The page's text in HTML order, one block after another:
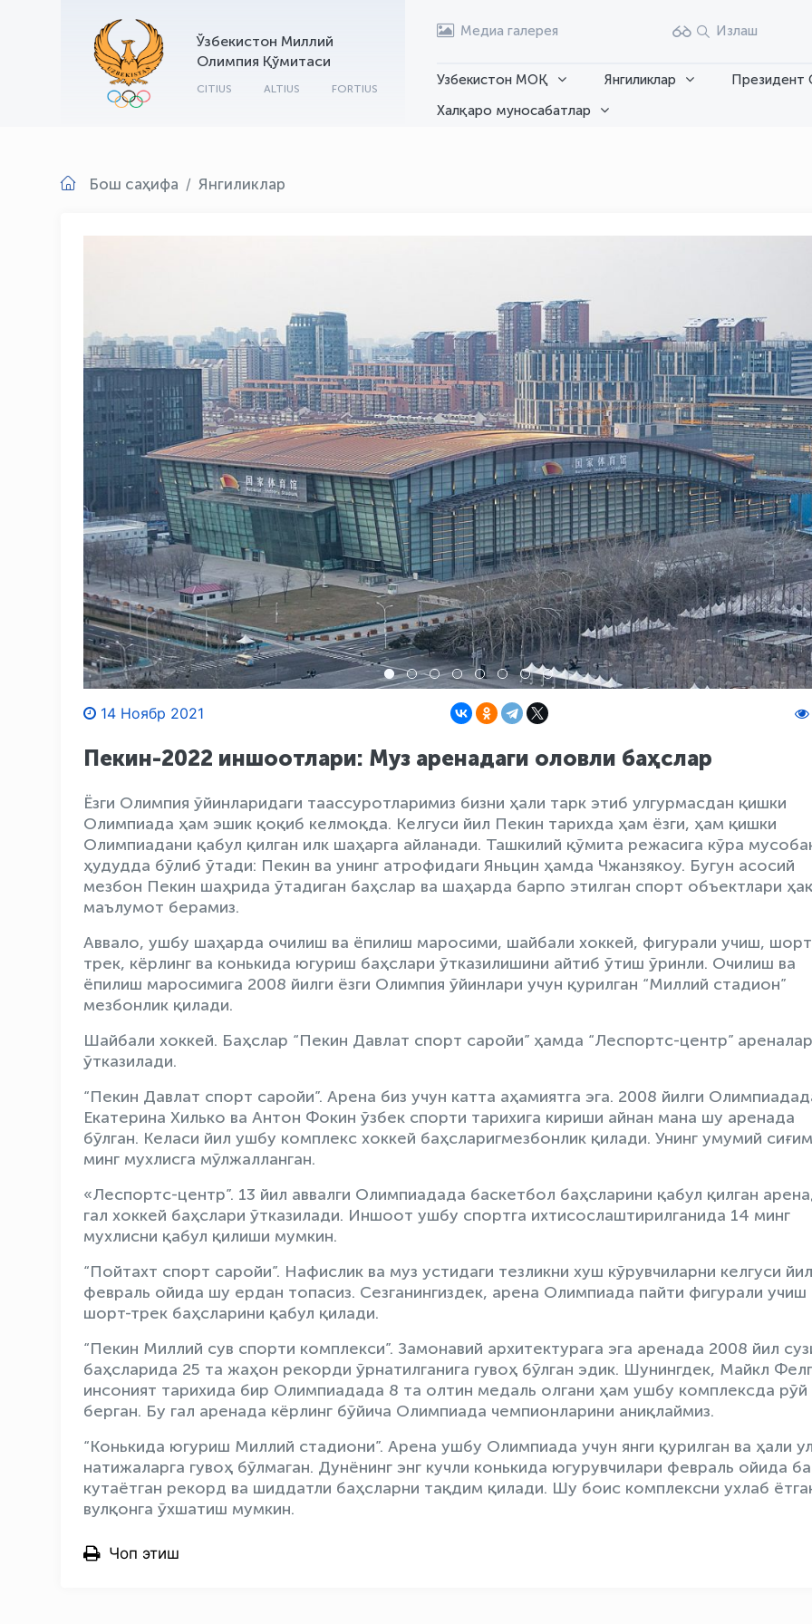
Ўзбекистон Миллий
Олимпия Қўмитаси
CITIUS ALTIUS FORTIUS
Медиа галерея Излаш
Узбекистон МОҚ Янгиликлар
Президент
Халқаро муносабатлар
Бош саҳифа Янгиликлар
14 Ноябр 2021
Пекин-2022 иншоотлари: Муз аренадаги оловли баҳслар
Ёзги Олимпия ўйинларидаги таассуротларимиз бизни ҳали тарк этиб улгурмасдан қишки
Олимпиада ҳам эшик қоқиб келмоқда. Келгуси йил Пекин тарихда ҳам ёзги, ҳам қишки
Олимпиадани қабул қилган илк шаҳарга айланади. Ташкилий қўмита режасига кўра
ҳудудда бўлиб ўтади: Пекин ва унинг атрофидаги Яньцин ҳамда Чжанзякоу. Бугун асосий
мезбон Пекин шаҳрида ўтадиган баҳслар ва шаҳарда барпо этилган спорт объектлари
маълумот берамиз.
Аввало, ушбу шаҳарда очилиш ва ёпилиш маросими, шайбали хоккей, фигурали учиш,
трек, кёрлинг ва конькида югуриш баҳслари ўтказилишини айтиб ўтиш ўринли. Очилиш ва
ёпилиш маросимига 2008 йилги ёзги Олимпия ўйинлари учун қурилган “Миллий стадион”
мезбонлик қилади.
Шайбали хоккей. Баҳслар “Пекин Давлат спорт саройи” ҳамда “Леспортс-центр”
ўтказилади.
“Пекин Давлат спорт саройи”. Арена биз учун катта аҳамиятга эга. 2008 йилги
Екатерина Хилько ва Антон Фокин ўзбек спорти тарихига кириши айнан мана шу аренада
бўлган. Келаси йил ушбу комплекс хоккей баҳсларигмезбонлик қилади. Унинг умумий
минг мухлисга мўлжалланган.
«Леспортс-центр”. 13 йил аввалги Олимпиадада баскетбол баҳсларини қабул қилган
гал хоккей баҳслари ўтказилади. Иншоот ушбу спортга ихтисослаштирилганида 14 минг
мухлисни қабул қилиши мумкин.
“Пойтахт спорт саройи”. Нафислик ва муз устидаги тезликни хуш кўрувчиларни келгуси йил
февраль ойида шу ердан топасиз. Сезганингиздек, арена Олимпиада пайти фигурали учиш
шорт-трек баҳсларини қабул қилади.
“Пекин Миллий сув спорти комплекси”. Замонавий архитектурага эга аренада 2008 йил
баҳсларида 25 та жаҳон рекорди ўрнатилганига гувоҳ бўлган эдик. Шунингдек, Майкл
инсоният тарихида бир Олимпиадада 8 та олтин медаль олгани ҳам ушбу комплексда рўй
берган. Бу гал аренада кёрлинг бўйича Олимпиада чемпионларини аниқлаймиз.
“Конькида югуриш Миллий стадиони”. Арена ушбу Олимпиада учун янги қурилган ва ҳали
натижаларга гувоҳ бўлмаган. Дунёнинг энг кучли конькида югурувчилари февраль ойида
кутаётган рекорд ва шиддатли баҳсларни тақдим қилади. Шу боис комплексни ухлаб
вулқонга ўхшатиш мумкин.
Чоп этиш